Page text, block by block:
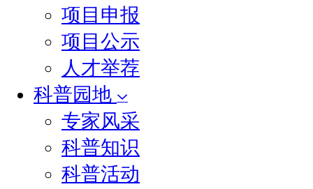
项目申报
项目公示
人才举荐
科普园地
专家风采
科普知识
科普活动